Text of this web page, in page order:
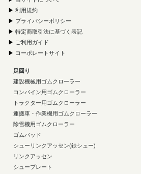
▶ 利用規約
▶ プライバシーポリシー
▶ 特定商取引法に基づく表記
▶ ご利用ガイド
▶ コーポレートサイト
足回り
建設機械用ゴムクローラー
コンバイン用ゴムクローラー
トラクター用ゴムクローラー
運搬車・作業機用ゴムクローラー
除雪機用ゴムクローラー
ゴムパッド
シューリンクアッセン(鉄シュー)
リンクアッセン
シュープレート